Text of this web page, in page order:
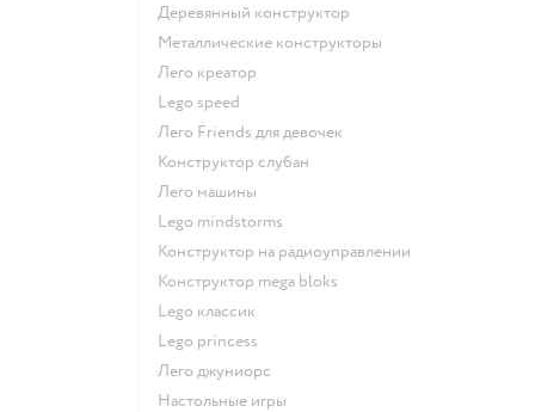
Деревянный конструктор
Металлические конструкторы
Лего креатор
Lego speed
Лего Friends для девочек
Конструктор слубан
Лего машины
Lego mindstorms
Конструктор на радиоуправлении
Конструктор mega bloks
Lego классик
Lego princess
Лего джуниорс
Настольные игры